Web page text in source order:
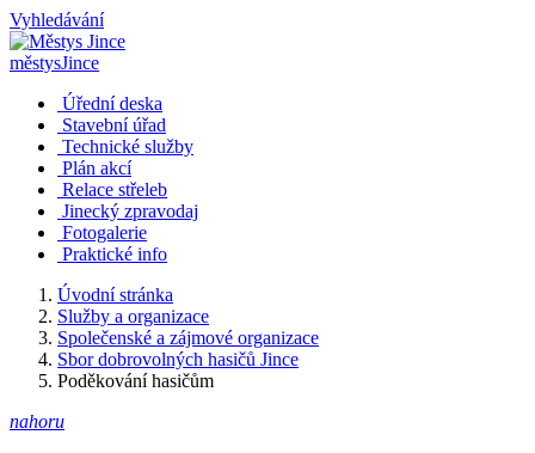
Vyhledávání
městysJince
Úřední deska
Stavební úřad
Technické služby
Plán akcí
Relace střeleb
Jinecký zpravodaj
Fotogalerie
Praktické info
Úvodní stránka
Služby a organizace
Společenské a zájmové organizace
Sbor dobrovolných hasičů Jince
Poděkování hasičům
nahoru